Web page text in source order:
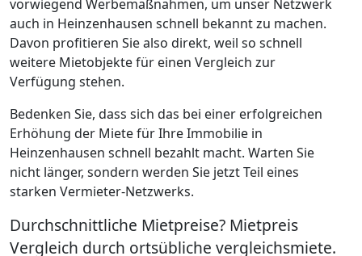
vorwiegend Werbemaßnahmen, um unser Netzwerk
auch in Heinzenhausen schnell bekannt zu machen.
Davon profitieren Sie also direkt, weil so schnell
weitere Mietobjekte für einen Vergleich zur
Verfügung stehen.
Bedenken Sie, dass sich das bei einer erfolgreichen
Erhöhung der Miete für Ihre Immobilie in
Heinzenhausen schnell bezahlt macht. Warten Sie
nicht länger, sondern werden Sie jetzt Teil eines
starken Vermieter-Netzwerks.
Durchschnittliche Mietpreise? Mietpreis
Vergleich durch ortsübliche vergleichsmiete.